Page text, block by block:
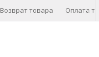
Возврат товара
Оплата